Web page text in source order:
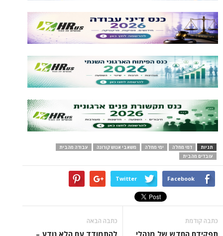
תגיות דמי מחלה ימי מחלה משאבי אנוש קורונה
עבודה מהבית
עובדים מהבית
Facebook
Twitter
כתבה קודמת
תפקידם החדש של מנהלי
כתבה הבאה
להתמודד עם הלא נודע –